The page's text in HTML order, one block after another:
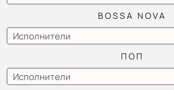
BOSSA NOVA
ПОП